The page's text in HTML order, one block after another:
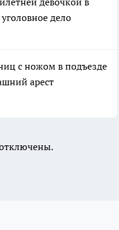
дело
с ножом в подъезде
арест